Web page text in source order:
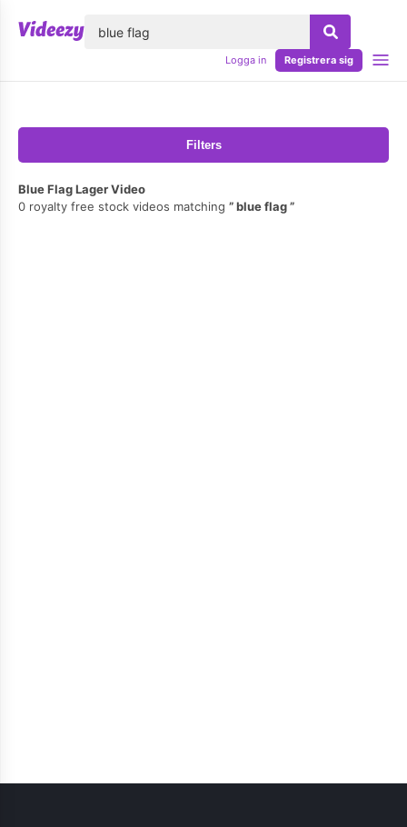
Logga in Registrera sig
Filters
Blue Flag Lager Video
0 royalty free stock videos matching
blue flag